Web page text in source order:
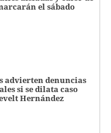
el sábado
advierten denuncias
si se dilata caso
Hernández